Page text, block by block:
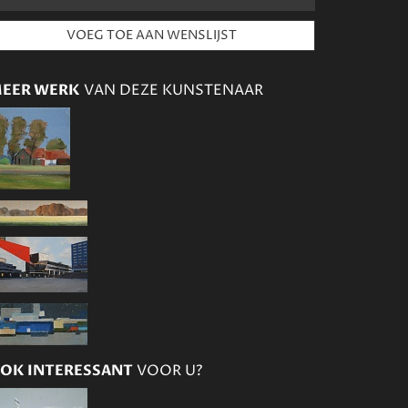
WERK VAN DEZE KUNSTENAAR
INTERESSANTVOOR U?